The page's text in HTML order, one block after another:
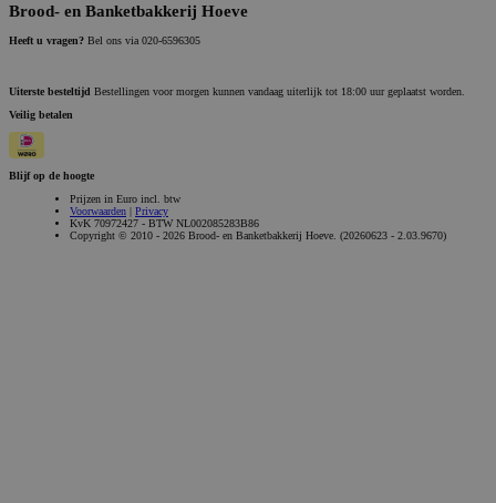
Brood- en Banketbakkerij Hoeve
Heeft u vragen? Bel ons via 020-6596305
Uiterste besteltijd Bestellingen voor morgen kunnen vandaag uiterlijk tot 18:00 uur geplaatst worden.
Veilig betalen
Blijf op de hoogte
Prijzen in Euro incl. btw
Voorwaarden | Privacy
KvK 70972427 - BTW NL002085283B86
Copyright © 2010 - 2026 Brood- en Banketbakkerij Hoeve. (20260623 - 2.03.9670)